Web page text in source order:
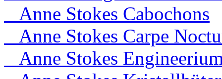
Anne Stokes Cabochons
Anne Stokes Carpe
Anne Stokes